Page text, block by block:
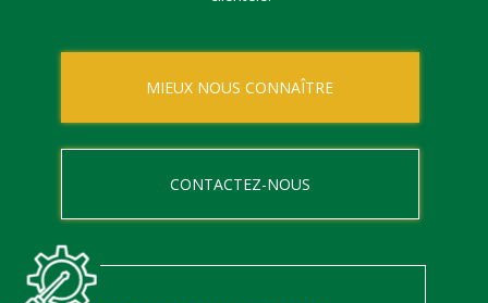
MIEUX NOUS CONNAÎTRE
CONTACTEZ-NOUS